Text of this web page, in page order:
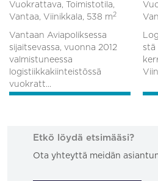
Vuokrattava, Toimistotila,
Vantaa, Viinikkala, 538 m 2
Vantaan Aviapoliksessa
sijaitsevassa, vuonna 2012
valmistuneessa
logistiikkakiinteistössä
vuokratt...
stä
Etkö löydä etsimääsi?
Ota yhteyttä meidän